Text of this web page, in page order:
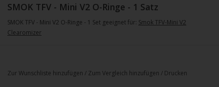
SMOK TFV - Mini V2 O-Ringe - 1 Satz
SMOK TFV - Mini V2 O-Ringe - 1 Set geeignet für: Smok TFV-Mini V2
Clearomizer
Zur Wunschliste hinzufügen / Zum Vergleich hinzufügen / Drucken